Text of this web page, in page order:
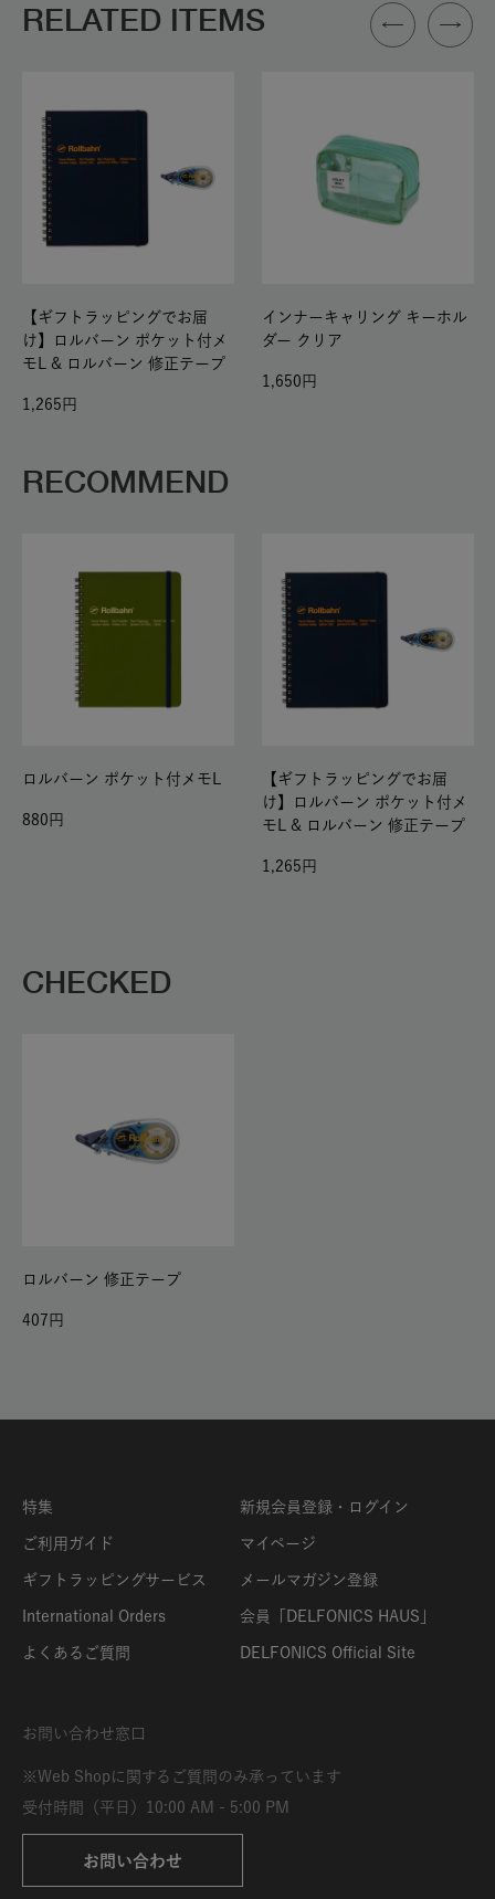
RELATED ITEMS
【ギフトラッピングでお届
け】ロルバーン ポケット付メ
モL & ロルバーン 修正テープ
1,265
インナーキャリング キーホル
ダー クリア
1,650
RECOMMEND
ロルバーン ポケット付メモL
880
【ギフトラッピングでお届
け】ロルバーン ポケット付メ
モL & ロルバーン 修正テープ
1,265
CHECKED
ロルバーン 修正テープ
407
特集
ご利用ガイド
ギフトラッピングサービス
International Orders
よくあるご質問
新規会員登録・ログイン
マイページ
メールマガジン登録
会員「DELFONICS HAUS」
DELFONICS Official Site
お問い合わせ窓口
※Web Shopに関するご質問のみ承っています
受付時間（平日）10:00 AM - 5:00 PM
お問い合わせ